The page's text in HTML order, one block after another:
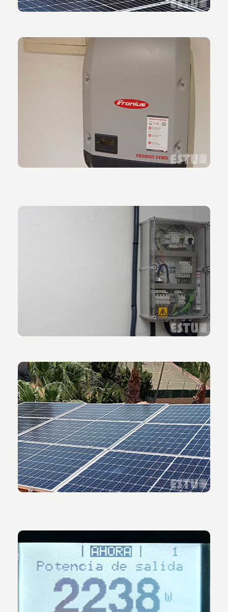
Vista del inversor empleado para la instalación.
Vista del cuadro eléctrico instalado sobre la
instalación de vertido cero a red en Alicante.
Vista de los paneles solares empleados para la
instalación de vertido cero a red en Playa San Juan
de Alicante.
Vista del medidor de producción de la instalación de
vertido cero a tiempo real.